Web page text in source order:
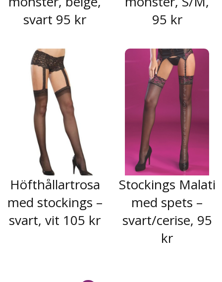
svart 95 kr
95 kr
Höfthållartrosa
med stockings –
svart, vit 105 kr
Stockings Malati
med spets –
svart/cerise, 95
kr